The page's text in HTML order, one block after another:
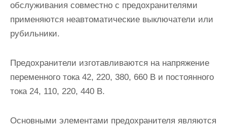
обслуживания совместно с предохранителями
применяются неавтоматические выключатели или
рубильники.
Предохранители изготавливаются на напряжение
переменного тока 42, 220, 380, 660 В и постоянного
тока 24, 110, 220, 440 В.
Основными элементами предохранителя являются